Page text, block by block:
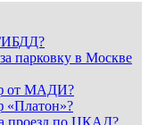
парковку в Москве
от МАДИ?
«Платон»?
проезд по ЦКАД?